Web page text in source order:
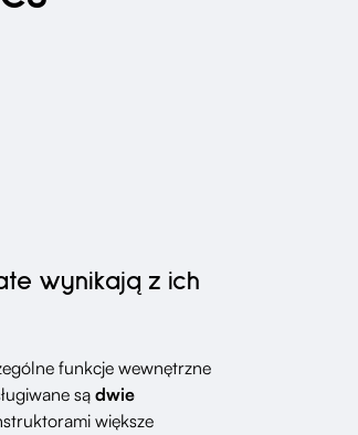
wynikają z ich
funkcje wewnętrzne
sądwie
większe